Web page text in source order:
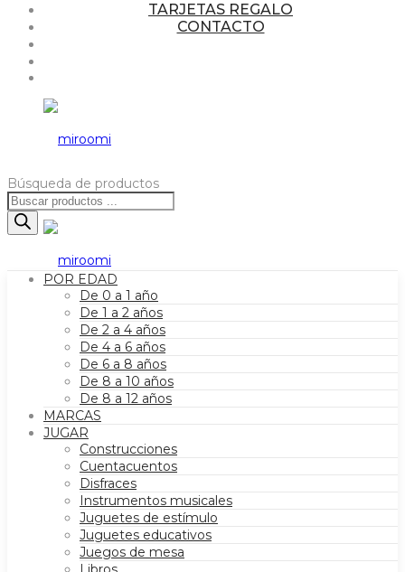
TARJETAS REGALO
CONTACTO
Búsqueda de productos
POR EDAD
De 0 a 1 año
De 1 a 2 años
De 2 a 4 años
De 4 a 6 años
De 6 a 8 años
De 8 a 10 años
De 8 a 12 años
MARCAS
JUGAR
Construcciones
Cuentacuentos
Disfraces
Instrumentos musicales
Juguetes de estímulo
Juguetes educativos
Juegos de mesa